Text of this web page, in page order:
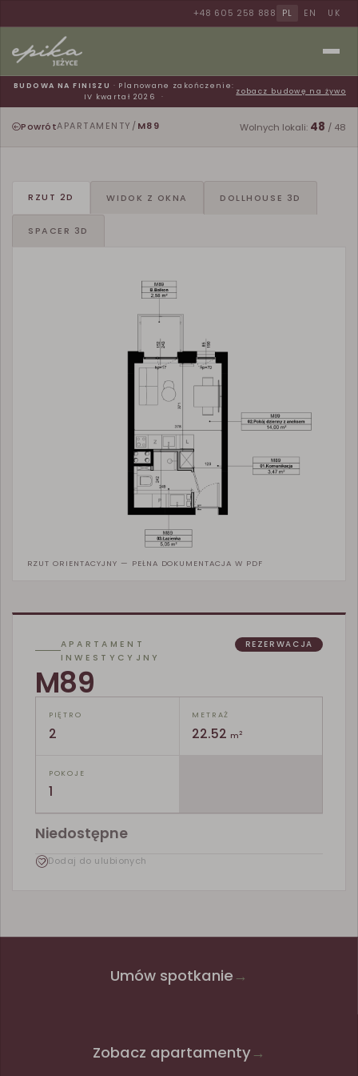
+48 605 258 888 PL EN UK
BUDOWA NA FINISZU · Planowane zakończenie:
IV kwartał 2026
zobacz budowę na żywo
PowrótAPARTAMENTY / M89 Wolnych lokali: 48 / 48
RZUT 2D WIDOK Z OKNA DOLLHOUSE 3D
SPACER 3D
RZUT ORIENTACYJNY — PEŁNA DOKUMENTACJA W PDF
APARTAMENT
INWESTYCYJNY
M89
REZERWACJA
PIĘTRO
2
METRAŻ
22.52 m2
POKOJE
1
Niedostępne
Dodaj do ulubionych
Umów spotkanie →
Zobacz apartamenty→